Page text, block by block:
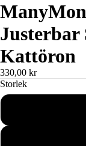
Justerbar
Kattöron
330,00 kr
Storlek